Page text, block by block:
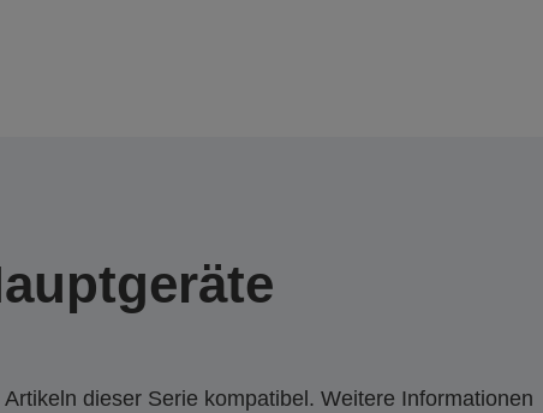
dieser Serie kompatibel. Weitere Informationen